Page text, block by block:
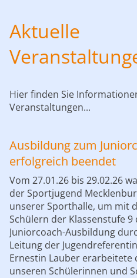
Aktuelle
Hier finden Sie
Veranstaltungen...
Ausbildung zum
erfolgreich beendet
Vom 27.01.26 bis 29.02.26
der Sportjugend
unserer Sporthalle, um mit
Schülern der Klassenstufe
Juniorcoach-Ausbildung
Leitung der
Ernestin Lauber erarbeitete
unseren Schülerinnen und